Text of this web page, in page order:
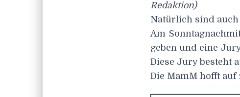
Redaktion)
Natürlich sind
Am
geben und eine
Diese Jury besteht
Die MamM hofft